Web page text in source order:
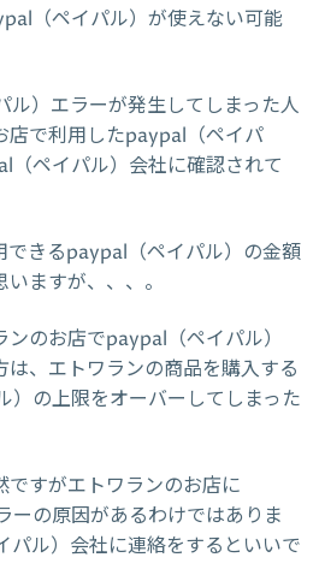
（ペイパル）が使えない可能
ル）エラーが発生してしまった人
店で利用したpaypal（ペイパ
（ペイパル）会社に確認されて
できるpaypal（ペイパル）の金額
ますが、、、。
のお店でpaypal（ペイパル）
、エトワランの商品を購入する
）の上限をオーバーしてしまった
ですがエトワランのお店に
ーの原因があるわけではありま
パル）会社に連絡をするといいで